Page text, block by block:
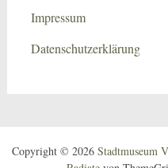
Impressum
Datenschutzerklärung
Copyright © 2026 Stadtmuseum